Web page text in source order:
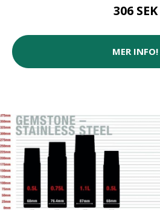
306 SEK
MER INFO!